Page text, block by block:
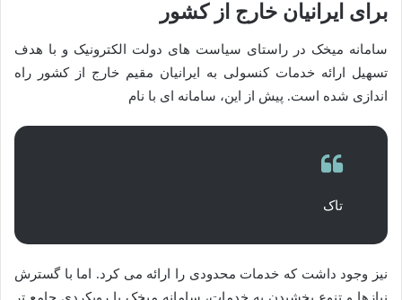
برای ایرانیان خارج از کشور
سامانه میخک در راستای سیاست های دولت الکترونیک و با هدف
تسهیل ارائه خدمات کنسولی به ایرانیان مقیم خارج از کشور راه
اندازی شده است. پیش از این، سامانه ای با نام
تاک
نیز وجود داشت که خدمات محدودی را ارائه می کرد. اما با گسترش